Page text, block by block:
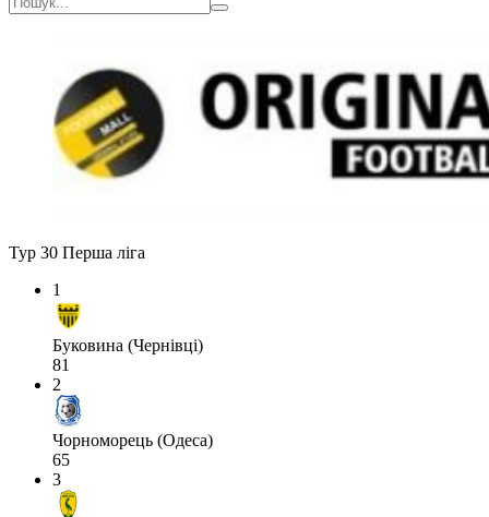
Тур 30 Перша ліга
1
Буковина (Чернівці)
81
2
Чорноморець (Одеса)
65
3